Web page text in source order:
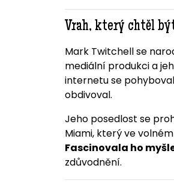
Vrah, který chtěl
Mark Twitchell se
mediální produkci a
internetu se
obdivoval.
Jeho posedlost se
Miami, který ve
Fascinovala ho
zdůvodnění.